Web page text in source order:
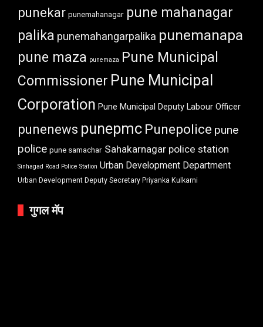
punekar punemahanagar pune mahanagar
palika punemahangarpalika punemanapa
pune maza punemaza
Pune Municipal
Commissioner Pune Municipal
Corporation Pune Municipal Deputy Labour Officer
punenews punepmc Punepolice pune
police pune samachar Sahakarnagar police station
Sinhagad Road Police Station Urban Development Department
Urban Development Deputy Secretary Priyanka Kulkarni
गुगल मॅप